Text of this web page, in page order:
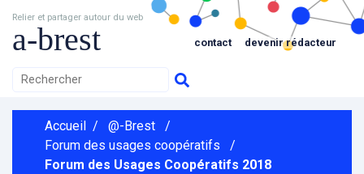
Relier et partager autour du web
a-brest contact devenir rédacteur
Accueil / @-Brest
/
Forum des usages coopératifs
/
Forum des Usages Coopératifs 2018